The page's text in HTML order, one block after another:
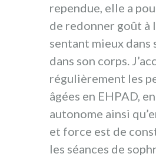
rependue, elle a
de redonner goût à
sentant mieux dans
dans son corps.
régulièrement les
âgées en EHPAD,
autonome ainsi
et force est de
les séances de